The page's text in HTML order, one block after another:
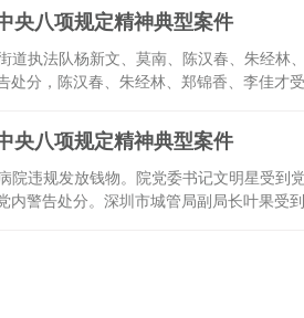
央八项规定精神典型案件
道执法队杨新文、莫南、陈汉春、朱经
处分，陈汉春、朱经林、郑锦香、李佳才
央八项规定精神典型案件
院违规发放钱物。院党委书记文明星受
内警告处分。深圳市城管局副局长叶果受